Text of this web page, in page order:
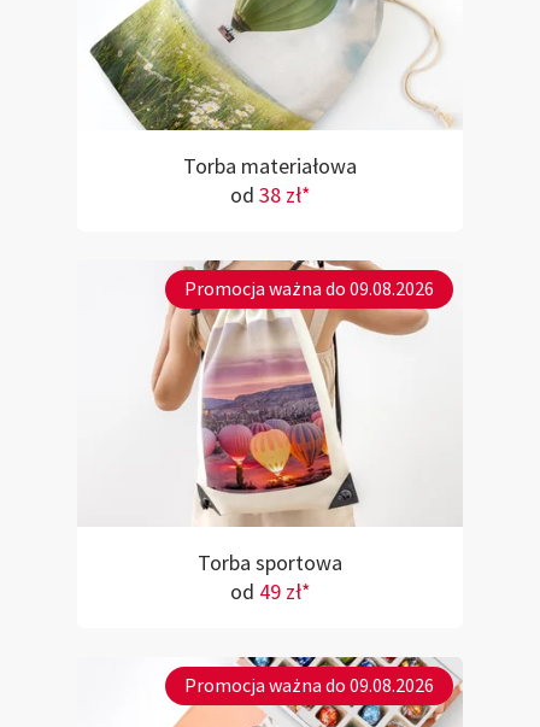
Torba materiałowa
od 38 zł*
Promocja ważna do 09.08.2026
Torba sportowa
od 49 zł*
Promocja ważna do 09.08.2026